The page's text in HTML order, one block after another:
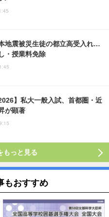
地震被災生徒の都立高受入れ…
・授業料免除
】私大一般入試、首都圏・近
が顕著
もっと見る
もおすすめ